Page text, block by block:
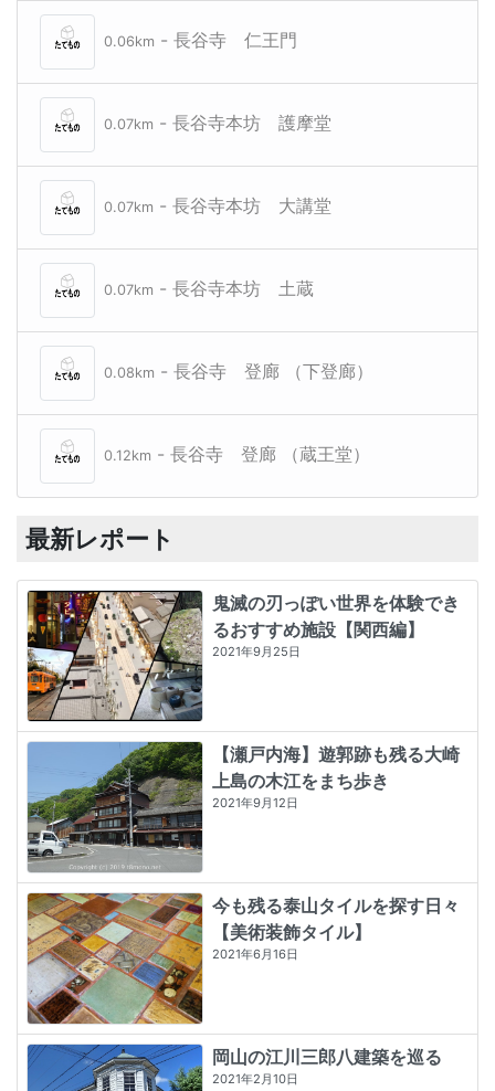
0.06km - 長谷寺 仁王門
0.07km - 長谷寺本坊 護摩堂
0.07km - 長谷寺本坊 大講堂
0.07km - 長谷寺本坊 土蔵
0.08km - 長谷寺 登廊 （下登廊）
0.12km - 長谷寺 登廊 （蔵王堂）
最新レポート
鬼滅の刃っぽい世界を体験でき
るおすすめ施設【関西編】
2021年9月25日
【瀬戸内海】遊郭跡も残る大崎
上島の木江をまち歩き
2021年9月12日
今も残る泰山タイルを探す日々
【美術装飾タイル】
2021年6月16日
岡山の江川三郎八建築を巡る
2021年2月10日